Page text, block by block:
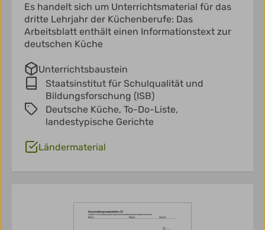
Es handelt sich um Unterrichtsmaterial für das
dritte Lehrjahr der Küchenberufe: Das
Arbeitsblatt enthält einen Informationstext zur
deutschen Küche
Unterrichtsbaustein
Staatsinstitut für Schulqualität und
Bildungsforschung (ISB)
Deutsche Küche, To-Do-Liste,
landestypische Gerichte
Ländermaterial